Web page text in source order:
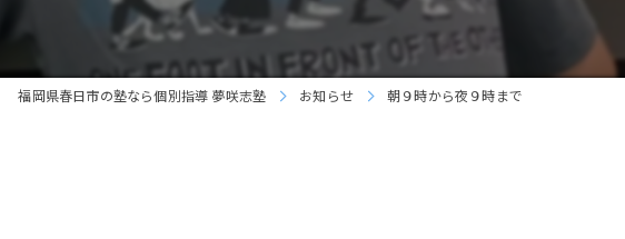
福岡県春日市の塾なら個別指導 夢咲志塾 お知らせ 朝９時から夜９時まで